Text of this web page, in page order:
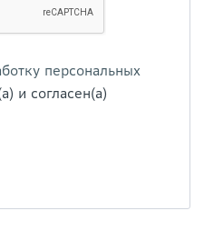
персональных
и согласен(а)